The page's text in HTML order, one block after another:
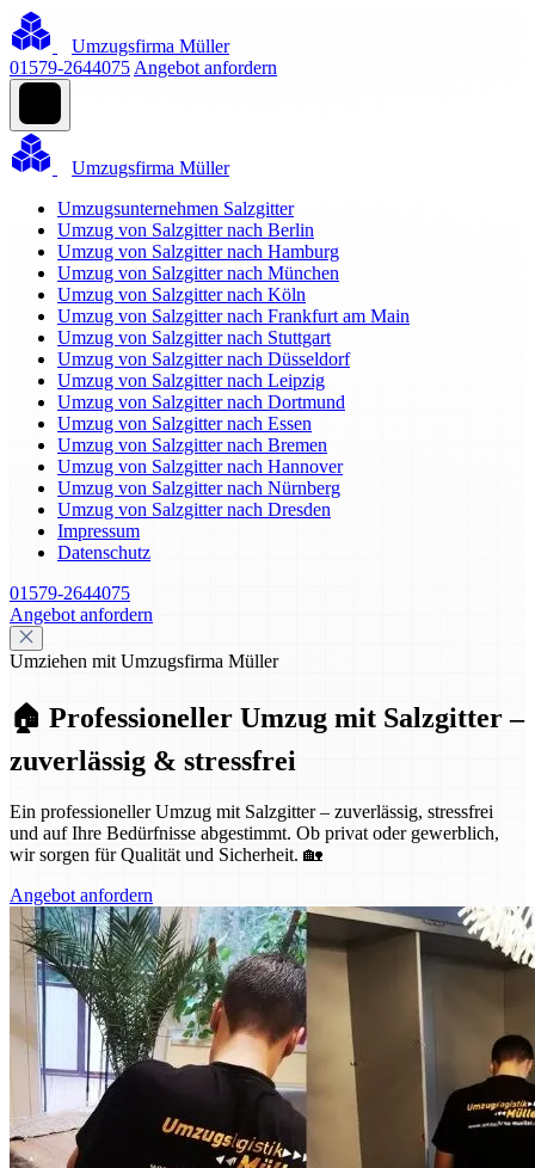
Umzugsfirma Müller
01579-2644075 Angebot anfordern
Umzugsfirma Müller
Umzugsunternehmen Salzgitter
Umzug von Salzgitter nach Berlin
Umzug von Salzgitter nach Hamburg
Umzug von Salzgitter nach München
Umzug von Salzgitter nach Köln
Umzug von Salzgitter nach Frankfurt am Main
Umzug von Salzgitter nach Stuttgart
Umzug von Salzgitter nach Düsseldorf
Umzug von Salzgitter nach Leipzig
Umzug von Salzgitter nach Dortmund
Umzug von Salzgitter nach Essen
Umzug von Salzgitter nach Bremen
Umzug von Salzgitter nach Hannover
Umzug von Salzgitter nach Nürnberg
Umzug von Salzgitter nach Dresden
Impressum
Datenschutz
01579-2644075
Angebot anfordern
Umziehen mit Umzugsfirma Müller
🏠 Professioneller Umzug mit Salzgitter –
zuverlässig & stressfrei
Ein professioneller Umzug mit Salzgitter – zuverlässig, stressfrei
und auf Ihre Bedürfnisse abgestimmt. Ob privat oder gewerblich,
wir sorgen für Qualität und Sicherheit. 🏡
Angebot anfordern